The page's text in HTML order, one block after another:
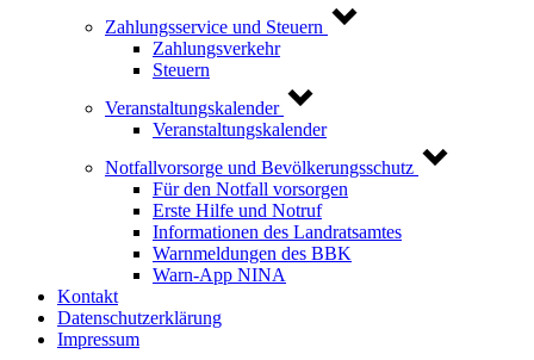
Zahlungsservice und Steuern
Zahlungsverkehr
Steuern
Veranstaltungskalender
Veranstaltungskalender
Notfallvorsorge und Bevölkerungsschutz
Für den Notfall vorsorgen
Erste Hilfe und Notruf
Informationen des Landratsamtes
Warnmeldungen des BBK
Warn-App NINA
Kontakt
Datenschutzerklärung
Impressum